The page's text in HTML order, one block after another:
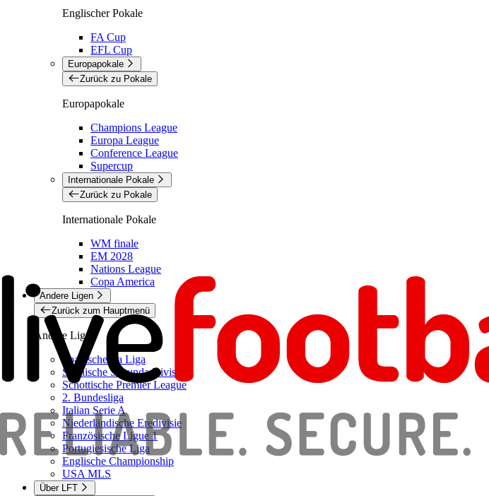
Englischer Pokale
FA Cup
EFL Cup
Europapokale
Zurück zu Pokale
Europapokale
Champions League
Europa League
Conference League
Supercup
Internationale Pokale
Zurück zu Pokale
Internationale Pokale
WM finale
EM 2028
Nations League
Copa America
Andere Ligen
Zurück zum Hauptmenü
Andere Ligen
Spanische La Liga
Spanische Segunda Division
Schottische Premier League
2. Bundesliga
Italian Serie A
Niederländische Eredivisie
Französische Ligue 1
Portugiesische Liga
Englische Championship
USA MLS
Über LFT